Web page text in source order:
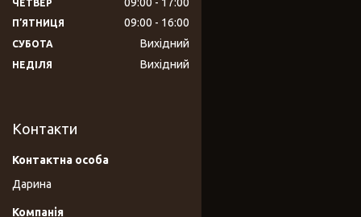
ЧЕТВЕР
ПʼЯТНИЦЯ 09:00 16:00
СУБОТА Вихідний
НЕДІЛЯ Вихідний
Контакти
Дарина